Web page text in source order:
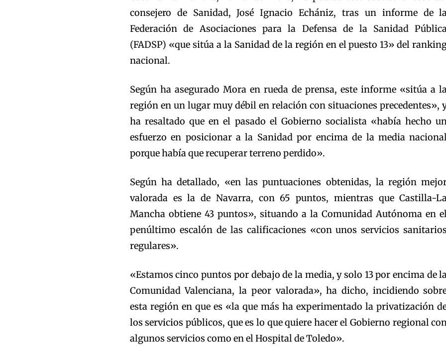
consejero de Sanidad, José Ignacio Echániz, tras un informe de
Federación de Asociaciones para la Defensa de la Sanidad
(FADSP) «que sitúa a la Sanidad de la región en el puesto 13» del
nacional.
Según ha asegurado Mora en rueda de prensa, este informe «sitúa a
región en un lugar muy débil en relación con situaciones precedentes»,
ha resaltado que en el pasado el Gobierno socialista «había hecho
esfuerzo en posicionar a la Sanidad por encima de la media
porque había que recuperar terreno perdido».
Según ha detallado, «en las puntuaciones obtenidas, la región
valorada es la de Navarra, con 65 puntos, mientras que Castilla-
Mancha obtiene 43 puntos», situando a la Comunidad Autónoma en
penúltimo escalón de las calificaciones «con unos servicios sanitarios
regulares».
«Estamos cinco puntos por debajo de la media, y solo 13 por encima de
Comunidad Valenciana, la peor valorada», ha dicho, incidiendo
esta región en que es «la que más ha experimentado la privatización
los servicios públicos, que es lo que quiere hacer el Gobierno regional
algunos servicios como en el Hospital de Toledo».